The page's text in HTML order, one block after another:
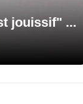
jouissif" ...